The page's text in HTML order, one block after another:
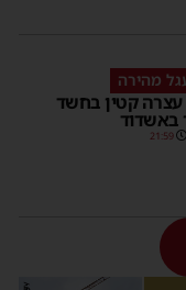
מהירה
קטין בחשד
באשדוד
21:59